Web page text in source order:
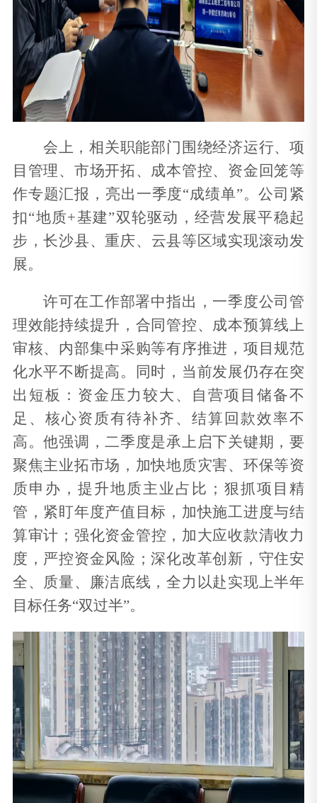
会上，相关职能部门围绕经济运行、项
目管理、市场开拓、成本管控、资金回笼等
作专题汇报，亮出一季度“成绩单”。公司紧
扣“地质+基建”双轮驱动，经营发展平稳起
步 ，长沙县、重庆、云县等区域实现滚动发
展。
许可在工作部署中指出，一季度公司管
理效能持续提升，合同管控、成本预算线上
审核、内部集中采购等有序推进，项目规范
化水平不断提高。同时，当前发展仍存在突
出短板：资金压力较大、自营项目储备不
足、核心资质有待补齐、结算回款效率不
高。他强调，二季度是承上启下关键期，要
聚焦主业拓市场，加快地质灾害、环保等资
质申办，提升地质主业占比；狠抓项目精
管，紧盯年度产值目标，加快施工进度与结
算审计；强化资金管控，加大应收款清收力
度，严控资金风险；深化改革创新，守住安
全、质量、廉洁底线，全力以赴实现上半年
目标任务“双过半”。